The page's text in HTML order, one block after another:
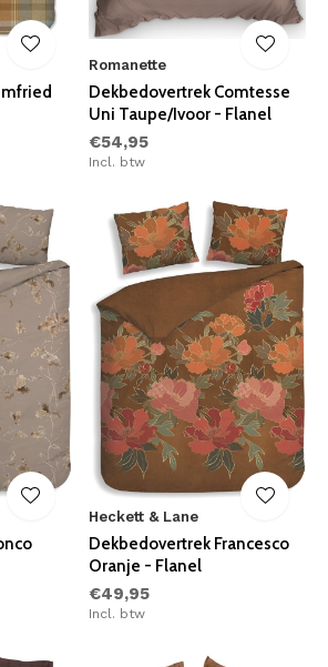
Romanette
Dekbedovertrek Comtesse
Uni Taupe/Ivoor - Flanel
€54,95
Incl. btw
Heckett & Lane
Dekbedovertrek Francesco
Oranje - Flanel
€49,95
Incl. btw